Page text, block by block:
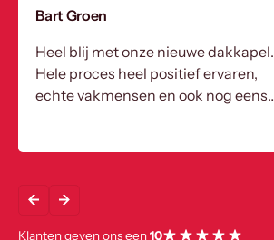
Bart Groen
Heel blij met onze nieuwe dakkapel.
Hele proces heel positief ervaren,
echte vakmensen en ook nog eens
Klanten geven ons een10